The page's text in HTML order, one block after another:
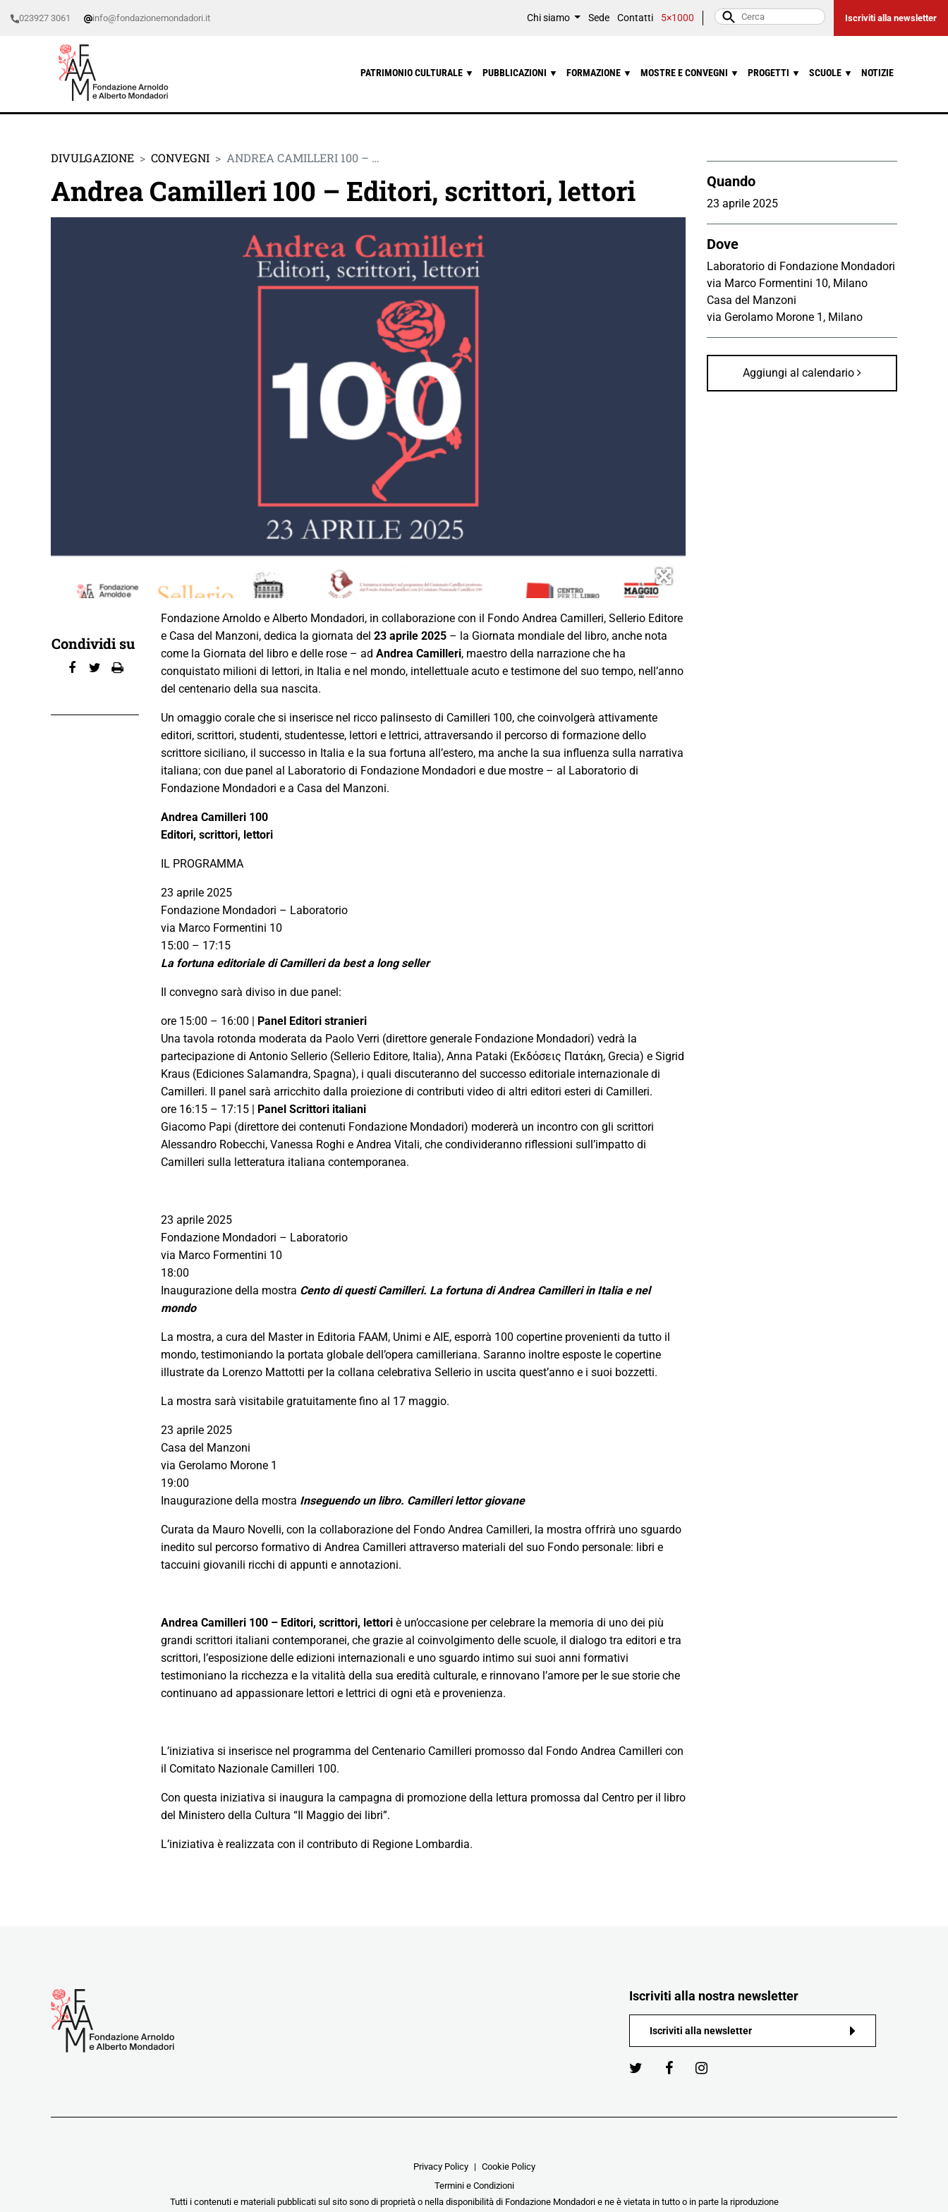
023927 3061 info@fondazionemondadori.it Chi siamo Sede Contatti 5×1000 Iscriviti alla newsletter
PATRIMONIO CULTURALE ▼ PUBBLICAZIONI ▼ FORMAZIONE ▼ MOSTRE E CONVEGNI ▼ PROGETTI ▼ SCUOLE ▼ NOTIZIE
Quando
23 aprile 2025
Dove
Laboratorio di Fondazione Mondadori
via Marco Formentini 10, Milano
Casa del Manzoni
via Gerolamo Morone 1, Milano
Aggiungi al calendario
DIVULGAZIONE CONVEGNI ANDREA CAMILLERI 100 – …
Andrea Camilleri 100 – Editori, scrittori, lettori
Condividi su
Fondazione Arnoldo e Alberto Mondadori, in collaborazione con il Fondo Andrea Camilleri, Sellerio Editore
e Casa del Manzoni, dedica la giornata del 23 aprile 2025– la Giornata mondiale del libro, anche nota
come la Giornata del libro e delle rose – ad Andrea Camilleri, maestro della narrazione che ha
conquistato milioni di lettori, in Italia e nel mondo, intellettuale acuto e testimone del suo tempo, nell’anno
del centenario della sua nascita.
Un omaggio corale che si inserisce nel ricco palinsesto di Camilleri 100, che coinvolgerà attivamente
editori, scrittori, studenti, studentesse, lettori e lettrici, attraversando il percorso di formazione dello
scrittore siciliano, il successo in Italia e la sua fortuna all’estero, ma anche la sua influenza sulla narrativa
italiana; con due panel al Laboratorio di Fondazione Mondadori e due mostre – al Laboratorio di
Fondazione Mondadori e a Casa del Manzoni.
Andrea Camilleri 100
Editori, scrittori, lettori
IL PROGRAMMA
23 aprile 2025
Fondazione Mondadori – Laboratorio
via Marco Formentini 10
15:00 – 17:15
La fortuna editoriale di Camilleri da best a long seller
Il convegno sarà diviso in due panel:
ore 15:00 – 16:00 | Panel Editori stranieri
Una tavola rotonda moderata da Paolo Verri (direttore generale Fondazione Mondadori) vedrà la
partecipazione di Antonio Sellerio (Sellerio Editore, Italia), Anna Pataki (Εκδόσεις Πατάκη, Grecia) e Sigrid
Kraus (Ediciones Salamandra, Spagna), i quali discuteranno del successo editoriale internazionale di
Camilleri. Il panel sarà arricchito dalla proiezione di contributi video di altri editori esteri di Camilleri.
ore 16:15 – 17:15 | Panel Scrittori italiani
Giacomo Papi (direttore dei contenuti Fondazione Mondadori) modererà un incontro con gli scrittori
Alessandro Robecchi, Vanessa Roghi e Andrea Vitali, che condivideranno riflessioni sull’impatto di
Camilleri sulla letteratura italiana contemporanea.
23 aprile 2025
Fondazione Mondadori – Laboratorio
via Marco Formentini 10
18:00
Inaugurazione della mostra Cento di questi Camilleri. La fortuna di Andrea Camilleri in Italia e nel
mondo
La mostra, a cura del Master in Editoria FAAM, Unimi e AIE, esporrà 100 copertine provenienti da tutto il
mondo, testimoniando la portata globale dell’opera camilleriana. Saranno inoltre esposte le copertine
illustrate da Lorenzo Mattotti per la collana celebrativa Sellerio in uscita quest’anno e i suoi bozzetti.
La mostra sarà visitabile gratuitamente fino al 17 maggio.
23 aprile 2025
Casa del Manzoni
via Gerolamo Morone 1
19:00
Inaugurazione della mostra Inseguendo un libro. Camilleri lettor giovane
Curata da Mauro Novelli, con la collaborazione del Fondo Andrea Camilleri, la mostra offrirà uno sguardo
inedito sul percorso formativo di Andrea Camilleri attraverso materiali del suo Fondo personale: libri e
taccuini giovanili ricchi di appunti e annotazioni.
Andrea Camilleri 100 – Editori, scrittori, lettoriè un’occasione per celebrare la memoria di uno dei più
grandi scrittori italiani contemporanei, che grazie al coinvolgimento delle scuole, il dialogo tra editori e tra
scrittori, l’esposizione delle edizioni internazionali e uno sguardo intimo sui suoi anni formativi
testimoniano la ricchezza e la vitalità della sua eredità culturale, e rinnovano l’amore per le sue storie che
continuano ad appassionare lettori e lettrici di ogni età e provenienza.
L’iniziativa si inserisce nel programma del Centenario Camilleri promosso dal Fondo Andrea Camilleri con
il Comitato Nazionale Camilleri 100.
Con questa iniziativa si inaugura la campagna di promozione della lettura promossa dal Centro per il libro
del Ministero della Cultura “Il Maggio dei libri”.
L’iniziativa è realizzata con il contributo di Regione Lombardia.
Iscriviti alla nostra newsletter
Privacy Policy
Cookie Policy
Termini e Condizioni
Tutti i contenuti e materiali pubblicati sul sito sono di proprietà o nella disponibilità di Fondazione Mondadori e ne è vietata in tutto o in parte la riproduzione